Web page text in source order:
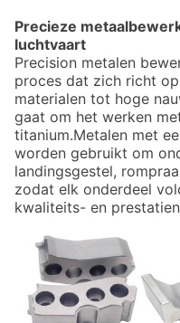
Precieze
luchtvaart
Precision metalen
proces dat zich richt
materialen tot hoge
gaat om het werken
titanium.Metalen met
worden gebruikt om
landingsgestel,
zodat elk onderdeel
kwaliteits- en